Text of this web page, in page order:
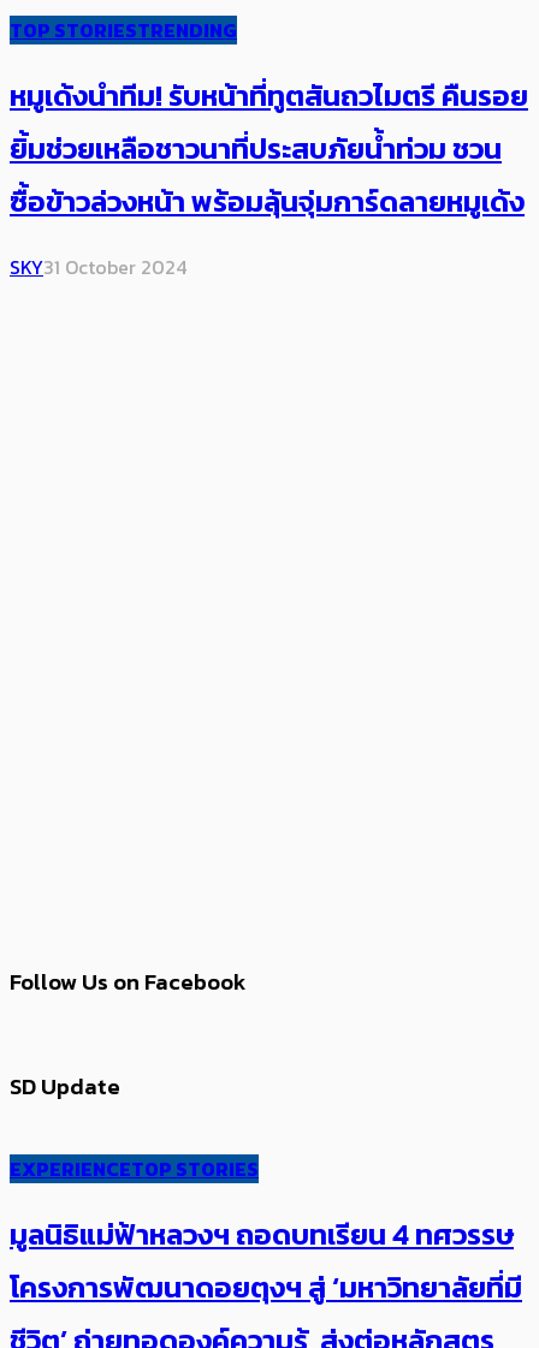
TOP STORIESTRENDING
หมูเด้งนำทีม! รับหน้าที่ทูตสันถวไมตรี คืนรอย
ยิ้มช่วยเหลือชาวนาที่ประสบภัยน้ำท่วม ชวน
ซื้อข้าวล่วงหน้า พร้อมลุ้นจุ่มการ์ดลายหมูเด้ง
SKY31 October 2024
Follow Us on Facebook
SD Update
EXPERIENCETOP STORIES
มูลนิธิแม่ฟ้าหลวงฯ ถอดบทเรียน 4 ทศวรรษ
โครงการพัฒนาดอยตุงฯ สู่ ‘มหาวิทยาลัยที่มี